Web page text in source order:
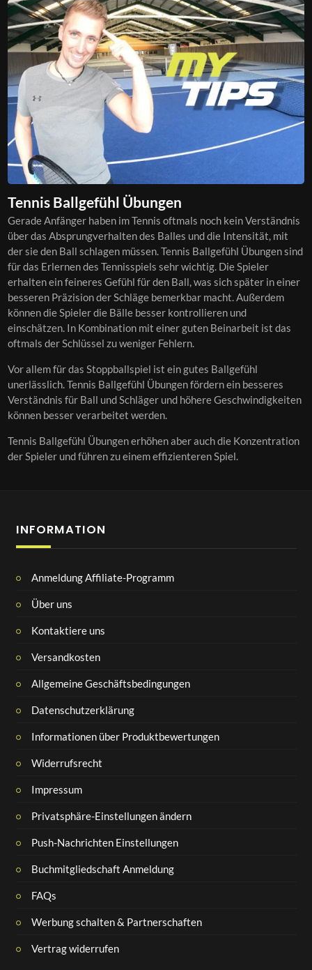
Tennis Ballgefühl Übungen
Gerade Anfänger haben im Tennis oftmals noch kein Verständnis
über das Absprungverhalten des Balles und die Intensität, mit
der sie den Ball schlagen müssen. Tennis Ballgefühl Übungen sind
für das Erlernen des Tennisspiels sehr wichtig. Die Spieler
erhalten ein feineres Gefühl für den Ball, was sich später in einer
besseren Präzision der Schläge bemerkbar macht. Außerdem
können die Spieler die Bälle besser kontrollieren und
einschätzen. In Kombination mit einer guten Beinarbeit ist das
oftmals der Schlüssel zu weniger Fehlern.
Vor allem für das Stoppballspiel ist ein gutes Ballgefühl
unerlässlich. Tennis Ballgefühl Übungen fördern ein besseres
Verständnis für Ball und Schläger und höhere Geschwindigkeiten
können besser verarbeitet werden.
Tennis Ballgefühl Übungen erhöhen aber auch die Konzentration
der Spieler und führen zu einem effizienteren Spiel.
INFORMATION
Anmeldung Affiliate-Programm
Über uns
Kontaktiere uns
Versandkosten
Allgemeine Geschäftsbedingungen
Datenschutzerklärung
Informationen über Produktbewertungen
Widerrufsrecht
Impressum
Privatsphäre-Einstellungen ändern
Push-Nachrichten Einstellungen
Buchmitgliedschaft Anmeldung
FAQs
Werbung schalten & Partnerschaften
Vertrag widerrufen